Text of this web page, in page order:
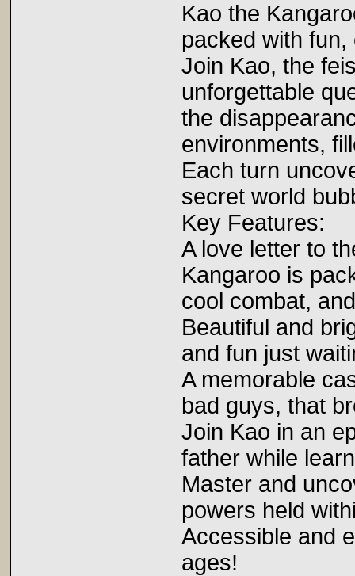
Kao the
packed with
Join Kao, the
unforgettable
the
environments,
Each turn
secret world
Key Features:
A love letter to
Kangaroo is
cool combat,
Beautiful and
and fun just
A memorable
bad guys, that
Join Kao in an
father while
Master and
powers held
Accessible and
ages!